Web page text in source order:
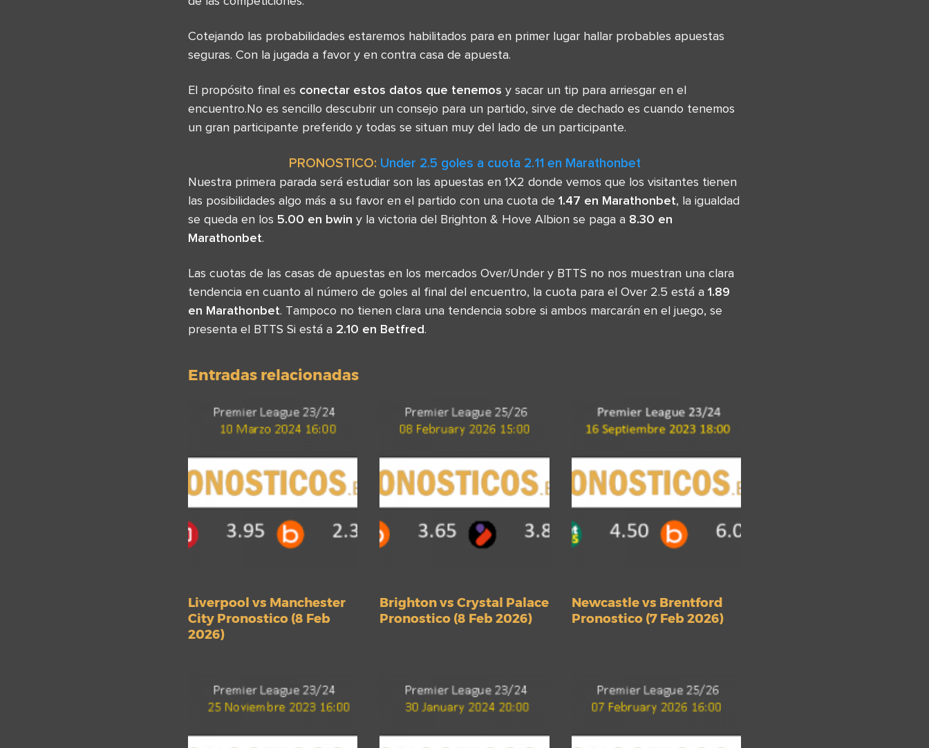
Cotejando las probabilidades estaremos habilitados para en primer lugar hallar probables apuestas
seguras. Con la jugada a favor y en contra casa de apuesta.
El propósito final es conectar estos datos que tenemos y sacar un tip para arriesgar en el
encuentro.No es sencillo descubrir un consejo para un partido, sirve de dechado es cuando tenemos
un gran participante preferido y todas se situan muy del lado de un participante.
PRONOSTICO: Under 2.5 goles a cuota 2.11 en Marathonbet
Nuestra primera parada será estudiar son las apuestas en 1X2 donde vemos que los visitantes tienen
las posibilidades algo más a su favor en el partido con una cuota de 1.47 en Marathonbet, la igualdad
se queda en los 5.00 en bwin y la victoria del Brighton & Hove Albion se paga a 8.30 en
Marathonbet.
Las cuotas de las casas de apuestas en los mercados Over/Under y BTTS no nos muestran una clara
tendencia en cuanto al número de goles al final del encuentro, la cuota para el Over 2.5 está a 1.89
en Marathonbet. Tampoco no tienen clara una tendencia sobre si ambos marcarán en el juego, se
presenta el BTTS Si está a 2.10 en Betfred.
Entradas relacionadas
Liverpool vs Manchester
City Pronostico (8 Feb
2026)
Brighton vs Crystal Palace
Pronostico (8 Feb 2026)
Newcastle vs Brentford
Pronostico (7 Feb 2026)